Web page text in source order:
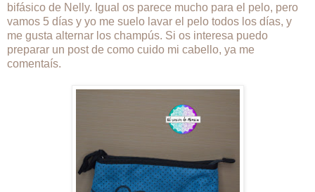
bifásico de Nelly. Igual os parece mucho para el pelo, pero
vamos 5 días y yo me suelo lavar el pelo todos los días, y
me gusta alternar los champús. Si os interesa puedo
preparar un post de como cuido mi cabello, ya me
comentaís.